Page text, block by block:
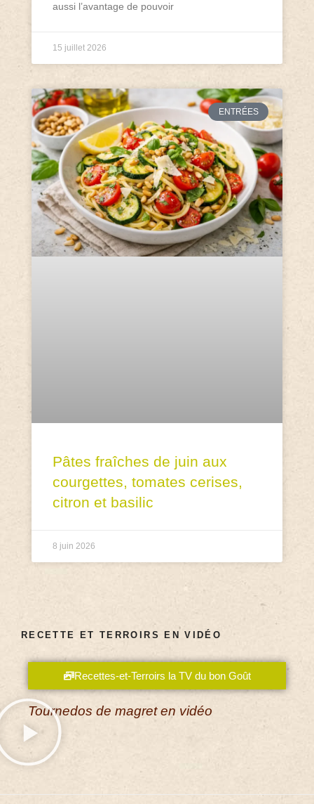
aussi l’avantage de pouvoir
15 juillet 2026
ENTRÉES
Pâtes fraîches de juin aux
courgettes, tomates cerises,
citron et basilic
8 juin 2026
RECETTE ET TERROIRS EN VIDÉO
Recettes-et-Terroirs la TV du bon Goût
Tournedos de magret en vidéo